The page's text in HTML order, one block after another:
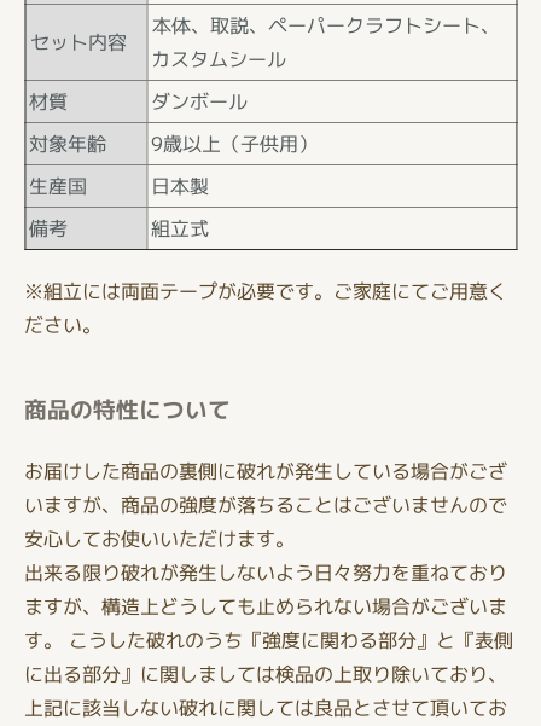
セット内容
本体、取説、ペーパークラフトシート、
カスタムシール
材質 ダンボール
対象年齢 9歳以上（子供用）
生産国 日本製
備考 組立式
※組立には両面テープが必要です。ご家庭にてご用意く
ださい。
商品の特性について
お届けした商品の裏側に破れが発生している場合がござ
いますが、商品の強度が落ちることはございませんので
安心してお使いいただけます。
出来る限り破れが発生しないよう日々努力を重ねており
ますが、構造上どうしても止められない場合がございま
す。 こうした破れのうち『強度に関わる部分』と『表側
に出る部分』に関しましては検品の上取り除いており、
上記に該当しない破れに関しては良品とさせて頂いてお